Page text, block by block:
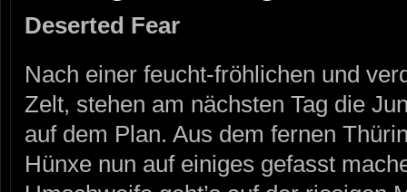
Deserted Fear
Nach einer feucht-fröhlichen und
Zelt, stehen am nächsten Tag die
auf dem Plan. Aus dem fernen
Hünxe nun auf einiges gefasst